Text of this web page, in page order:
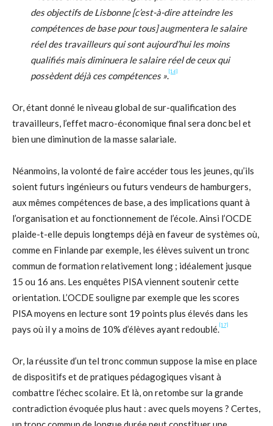
des objectifs de Lisbonne [c’est-à-dire atteindre les
compétences de base pour tous] augmentera le salaire
réel des travailleurs qui sont aujourd’hui les moins
qualifiés mais diminuera le salaire réel de ceux qui
possèdent déjà ces compétences ».[16]
Or, étant donné le niveau global de sur-qualification des
travailleurs, l’effet macro-économique final sera donc bel et
bien une diminution de la masse salariale.
Néanmoins, la volonté de faire accéder tous les jeunes, qu’ils
soient futurs ingénieurs ou futurs vendeurs de hamburgers,
aux mêmes compétences de base, a des implications quant à
l’organisation et au fonctionnement de l’école. Ainsi l’OCDE
plaide-t-elle depuis longtemps déjà en faveur de systèmes où,
comme en Finlande par exemple, les élèves suivent un tronc
commun de formation relativement long ; idéalement jusque
15 ou 16 ans. Les enquêtes PISA viennent soutenir cette
orientation. L’OCDE souligne par exemple que les scores
PISA moyens en lecture sont 19 points plus élevés dans les
pays où il y a moins de 10% d’élèves ayant redoublé.[17]
Or, la réussite d’un tel tronc commun suppose la mise en place
de dispositifs et de pratiques pédagogiques visant à
combattre l’échec scolaire. Et là, on retombe sur la grande
contradiction évoquée plus haut : avec quels moyens ? Certes,